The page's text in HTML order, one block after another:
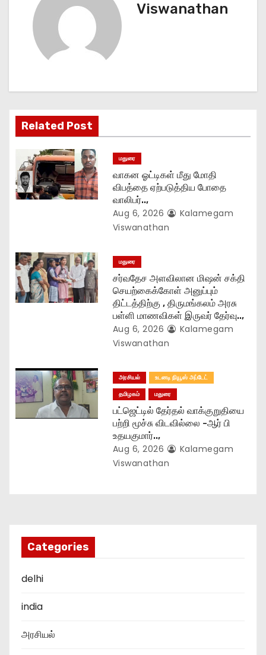
a
t
o
n
Viswanathan
Related Post
மதுரை
வாகன ஓட்டிகள் மீது மோதி
விபத்தை ஏற்படுத்திய போதை
வாலிபர்..,
Aug 6, 2026
Kalamegam
Viswanathan
மதுரை
சர்வதேச அளவிலான மிஷன் சக்தி
செயற்கைக்கோள் அனுப்பும்
திட்டத்திற்கு , திருமங்கலம் அரசு
பள்ளி மாணவிகள் இருவர் தேர்வு..,
Aug 6, 2026
Kalamegam
Viswanathan
அரசியல்
உடனடி நியூஸ் அப்டேட்
தமிழகம்
மதுரை
பட்ஜெட்டில் தேர்தல் வாக்குறுதியை
பற்றி மூச்சு விடவில்லை -ஆர் பி
உதயகுமார்..,
Aug 6, 2026
Kalamegam
Viswanathan
Categories
delhi
india
அரசியல்